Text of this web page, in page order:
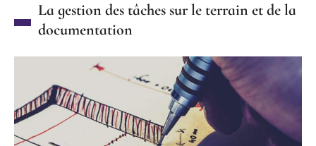
La gestion des tâches sur le terrain et de la
documentation